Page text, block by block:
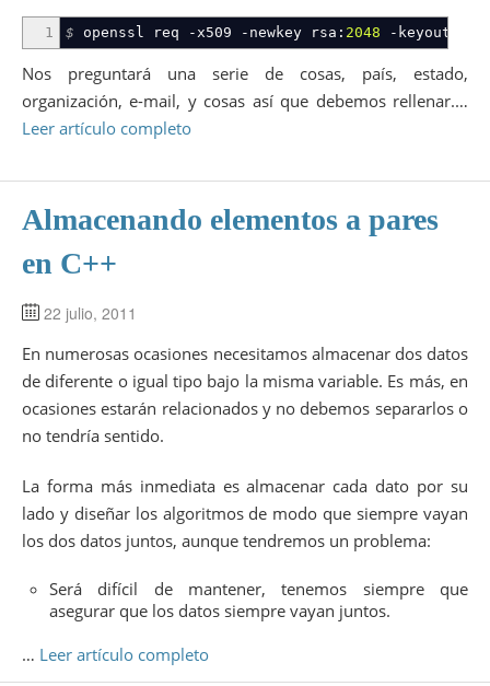
1 $ openssl req -x509 -newkey rsa: 2048 -keyout
Nos preguntará una serie de cosas, país, estado,
organización, e-mail, y cosas así que debemos rellenar.…
Leer artículo completo
Almacenando elementos a pares
en C++
22 julio, 2011
En numerosas ocasiones necesitamos almacenar dos datos
de diferente o igual tipo bajo la misma variable. Es más, en
ocasiones estarán relacionados y no debemos separarlos o
no tendría sentido.
La forma más inmediata es almacenar cada dato por su
lado y diseñar los algoritmos de modo que siempre vayan
los dos datos juntos, aunque tendremos un problema:
Será difícil de mantener, tenemos siempre que
asegurar que los datos siempre vayan juntos.
… Leer artículo completo